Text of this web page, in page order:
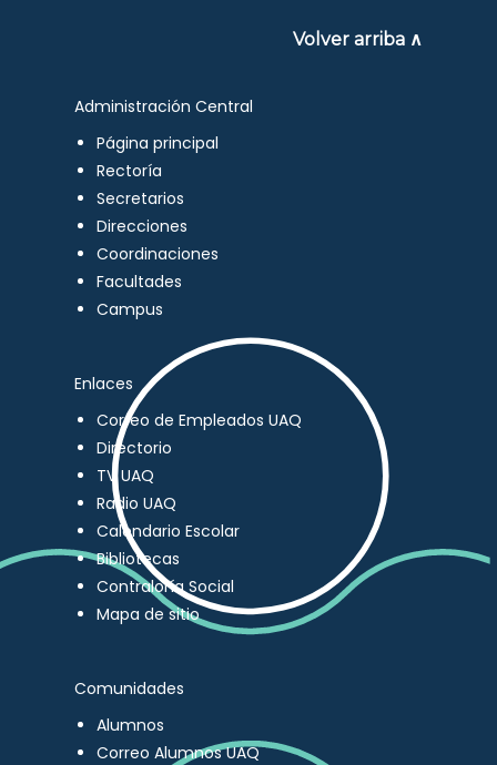
Volver arriba ∧
Administración Central
Página principal
Rectoría
Secretarios
Direcciones
Coordinaciones
Facultades
Campus
Enlaces
Correo de Empleados UAQ
Directorio
TV UAQ
Radio UAQ
Calendario Escolar
Bibliotecas
Contraloría Social
Mapa de sitio
Comunidades
Alumnos
Correo Alumnos UAQ